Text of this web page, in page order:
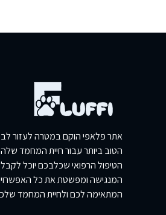
אתר פלאפי הוקם במטרה לעזור
הטוב ביותר עבור חיית המחמד
הטיפול הרפואי שכלבכם יוכל
המנגישה ומפשטת את כל
המתאימה לכם ולחיית המחמד